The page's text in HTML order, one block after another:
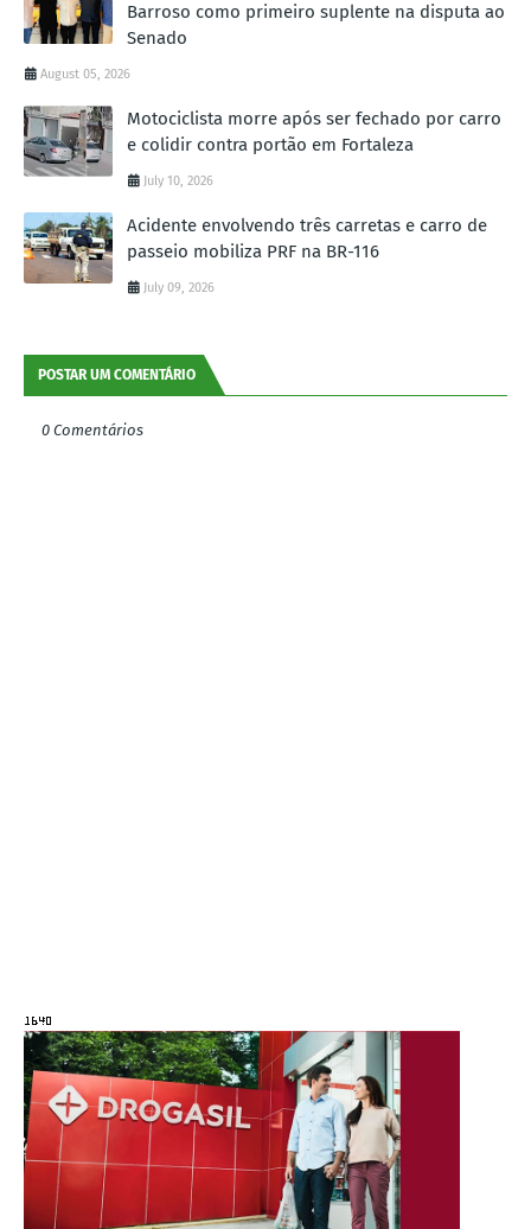
Barroso como primeiro suplente na disputa ao
Senado
August 05, 2026
Motociclista morre após ser fechado por carro
e colidir contra portão em Fortaleza
July 10, 2026
Acidente envolvendo três carretas e carro de
passeio mobiliza PRF na BR-116
July 09, 2026
POSTAR UM COMENTÁRIO
0 Comentários